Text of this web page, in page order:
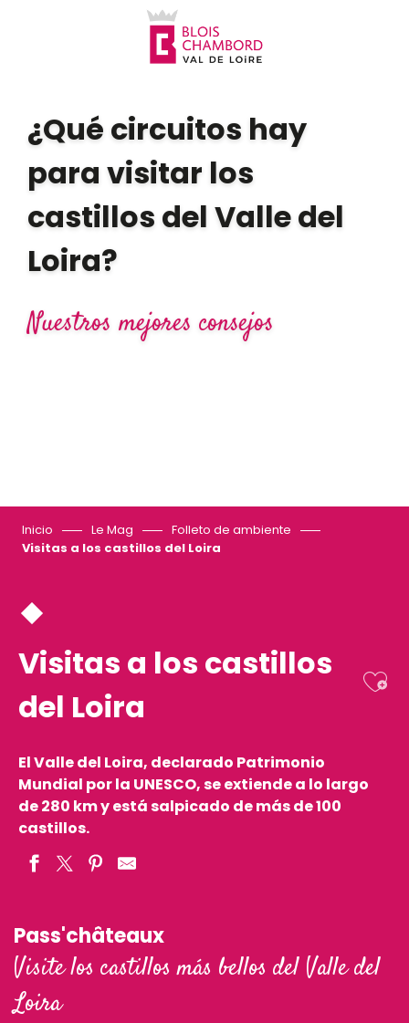
¿Qué circuitos hay
para visitar los
castillos del Valle del
Loira?
Nuestros mejores consejos
Inicio Le Mag
Folleto de ambiente
Visitas a los castillos del Loira
Visitas a los castillos
del Loira
El Valle del Loira, declarado Patrimonio
Mundial por la UNESCO, se extiende a lo largo
de 280 km y está salpicado de más de 100
castillos.
Pass'châteaux
Visite los castillos más bellos del Valle del
Loira